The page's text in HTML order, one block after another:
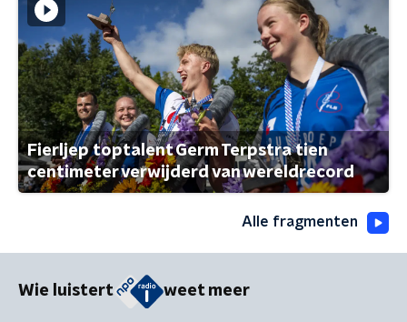
Fierljep toptalent Germ Terpstra tien
centimeter verwijderd van wereldrecord
Alle fragmenten
Wie luistert weet meer